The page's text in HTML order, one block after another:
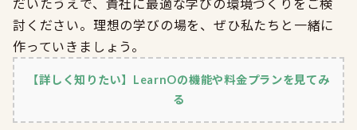
だいたうえで、貴社に最適な学びの環境づくりをご検
討ください。理想の学びの場を、ぜひ私たちと一緒に
作っていきましょう。
【詳しく知りたい】LearnOの機能や料金プランを見てみ
る